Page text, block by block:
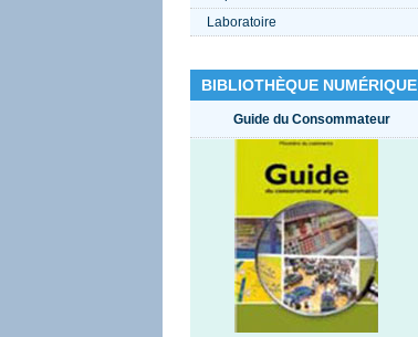
Laboratoire
BIBLIOTHÈQUE NUMÉRIQUE
Guide du Consommateur